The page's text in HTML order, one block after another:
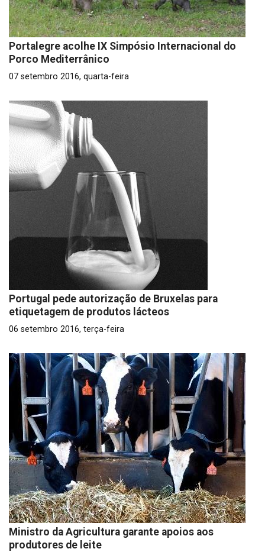
Portalegre acolhe IX Simpósio Internacional do
Porco Mediterrânico
07 setembro 2016, quarta-feira
Portugal pede autorização de Bruxelas para
etiquetagem de produtos lácteos
06 setembro 2016, terça-feira
Ministro da Agricultura garante apoios aos
produtores de leite